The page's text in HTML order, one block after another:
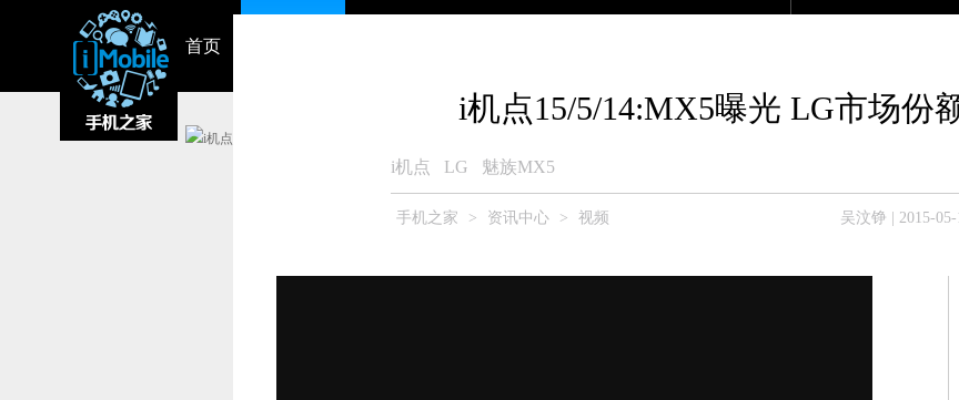
首页
i机点15/5/14:MX5曝光 LG市场份
i机点 LG 魅族MX5
手机之家 > 资讯中心 > 视频 吴汶铮 | 2015-05-